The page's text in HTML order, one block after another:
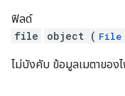
ฟิลด์
file
object ( File
ไม่บังคับ ข้อมูลเมตาของ